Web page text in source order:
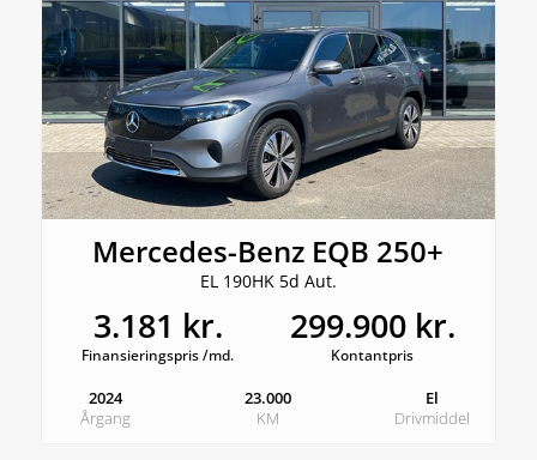
Mercedes-Benz EQB 250+
EL 190HK 5d Aut.
3.181 kr.
Finansieringspris /md.
299.900 kr.
Kontantpris
2024
Årgang
23.000
KM
El
Drivmiddel